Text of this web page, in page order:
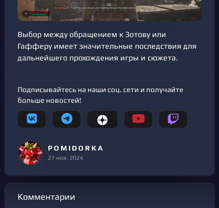
Выбор между обращением к Зотову или
Гафферу имеет значительные последствия для
дальнейшего прохождения игры и сюжета.
Подписывайтесь на наши соц. сети и получайте
больше новостей!
P O M I D O R K A
27 ноя. 2024
Комментарии